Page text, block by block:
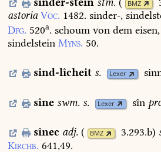
BMZ
astoria Voc. 1482. sinder-,
Dfg. 520a. schoum von dem eisen,
sindelstein Myns. 50.
sind-lîcheit s. Lexer
sîne swm. s. Lexer sîn
sînec adj. ( BMZ 3.293.b)
Kirchb. 641,49.